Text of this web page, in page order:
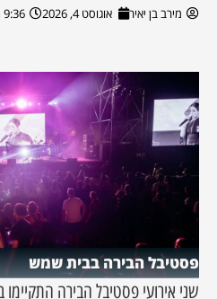
מירב בן יאיר אוגוסט 4, 2026 9:36 pm
פסטיבל הבירה בבית שמש
שני אירועי פסטיבל הבירה